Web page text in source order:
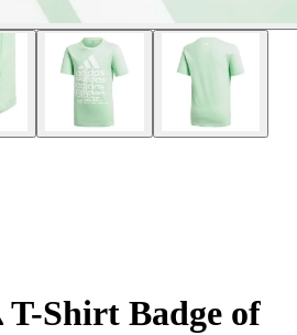
T-Shirt Badge of